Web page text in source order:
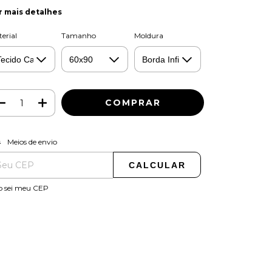
mais detalhes
Tamanho Moldura
para o CEP:
Meios de envio
CALCULAR
sei meu CEP